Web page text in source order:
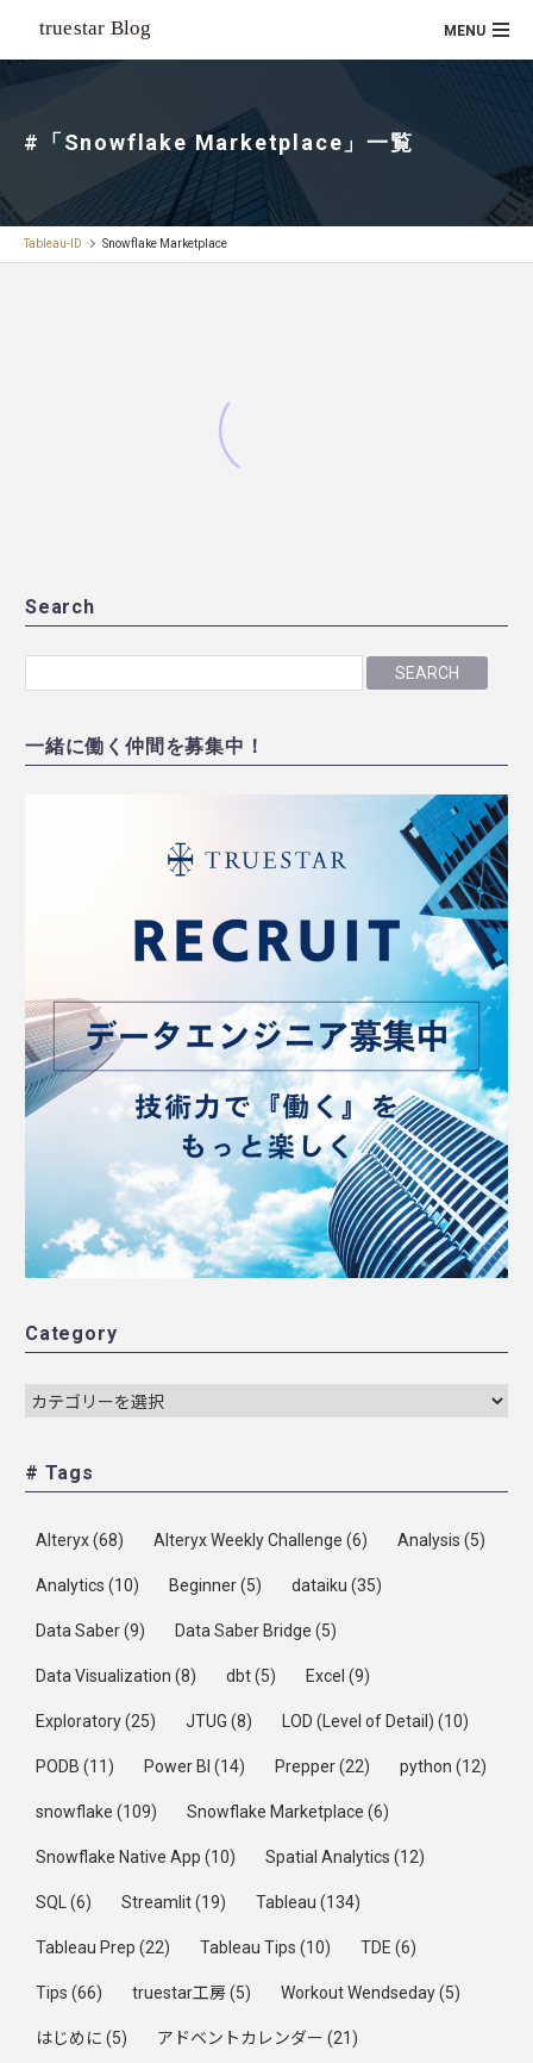
#「Snowflake Marketplace」一覧
Tableau-ID Snowflake Marketplace
Search
SEARCH
一緒に働く仲間を募集中！
Category
# Tags
Alteryx(68) Alteryx Weekly Challenge (6) Analysis (5)
Analytics (10) Beginner(5) dataiku (35)
Data Saber(9) Data Saber Bridge (5)
Data Visualization (8) dbt(5) Excel (9)
Exploratory(25) JTUG (8) LOD (Level of Detail) (10)
PODB (11) Power BI (14) Prepper(22) python (12)
snowflake (109) Snowflake Marketplace (6)
Snowflake Native App (10) Spatial Analytics (12)
SQL (6) Streamlit(19) Tableau (134)
Tableau Prep (22) Tableau Tips (10) TDE (6)
Tips (66) truestar工房(5) Workout Wendseday(5)
はじめに (5) アドベントカレンダー (21)